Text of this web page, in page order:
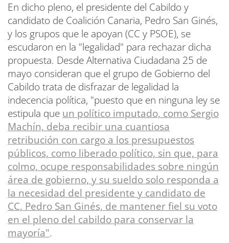
En dicho pleno, el presidente del Cabildo y
candidato de Coalición Canaria, Pedro San Ginés,
y los grupos que le apoyan (CC y PSOE), se
escudaron en la "legalidad" para rechazar dicha
propuesta. Desde Alternativa Ciudadana 25 de
mayo consideran que el grupo de Gobierno del
Cabildo trata de disfrazar de legalidad la
indecencia política, "puesto que en ninguna ley se
estipula que un político imputado, como Sergio
Machín, deba recibir una cuantiosa
retribución con cargo a los presupuestos
públicos, como liberado político, sin que, para
colmo, ocupe responsabilidades sobre ningún
área de gobierno, y su sueldo solo responda a
la necesidad del presidente y candidato de
CC, Pedro San Ginés, de mantener fiel su voto
en el pleno del cabildo para conservar la
mayoría".